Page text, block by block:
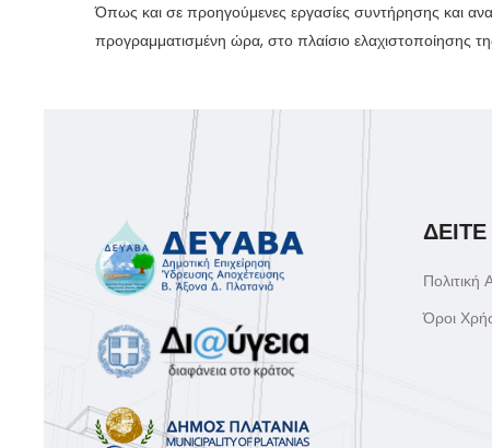
Όπως και σε προηγούμενες εργασίες συντήρησης και
προγραμματισμένη ώρα, στο πλαίσιο ελαχιστοποίησης
Όροι